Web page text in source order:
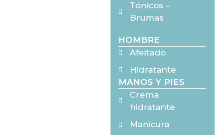
Tónicos –
Brumas
HOMBRE
Afeitado
Hidratante
MANOS Y PIES
Crema
hidratante
Manicura